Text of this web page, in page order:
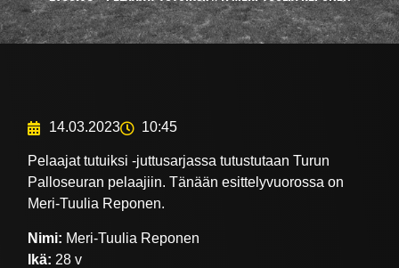
14.03.2023 10:45
Pelaajat tutuiksi -juttusarjassa tutustutaan Turun
Palloseuran pelaajiin. Tänään esittelyvuorossa on
Meri-Tuulia Reponen.
Nimi: Meri-Tuulia Reponen
Ikä: 28 v